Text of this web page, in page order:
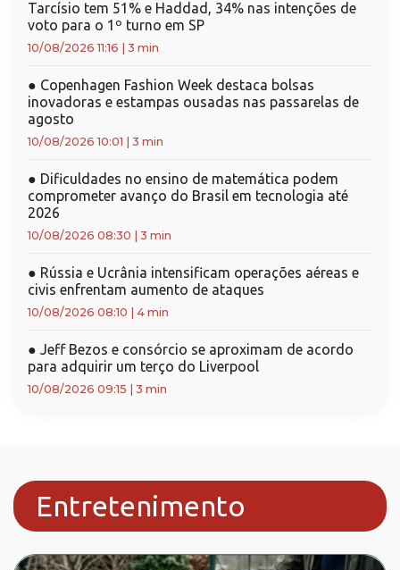
Tarcísio tem 51% e Haddad, 34% nas intenções de
voto para o 1º turno em SP
10/08/2026 11:16 3 min
● Copenhagen Fashion Week destaca bolsas
inovadoras e estampas ousadas nas passarelas de
agosto
10/08/2026 10:01 3 min
● Dificuldades no ensino de matemática podem
comprometer avanço do Brasil em tecnologia até
2026
10/08/2026 08:30 3 min
● Rússia e Ucrânia intensificam operações aéreas e
civis enfrentam aumento de ataques
10/08/2026 08:10 4 min
● Jeff Bezos e consórcio se aproximam de acordo
para adquirir um terço do Liverpool
10/08/2026 09:15 3 min
Entretenimento